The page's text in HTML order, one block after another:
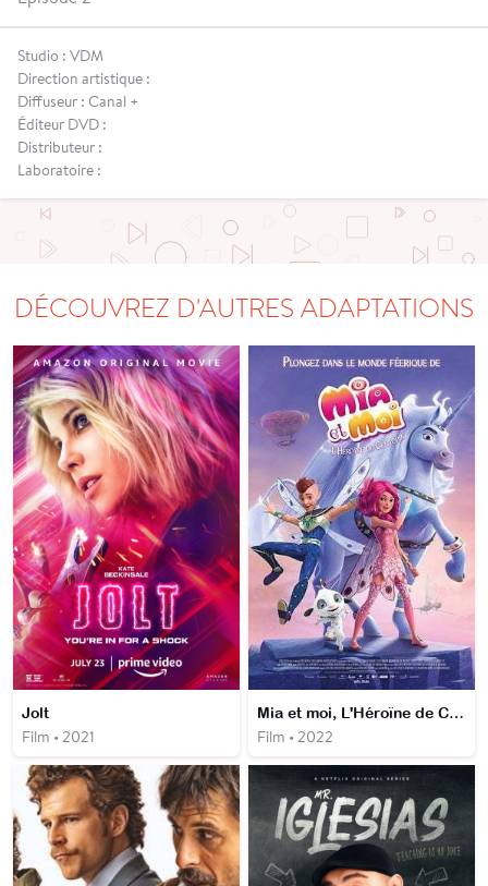
Studio : VDM
Direction artistique :
Diffuseur : Canal +
Éditeur DVD :
Distributeur :
Laboratoire :
DÉCOUVREZ D'AUTRES ADAPTATIONS
Jolt
Film • 2021
Mia et moi, L'Héroïne de Centopia
Film • 2022